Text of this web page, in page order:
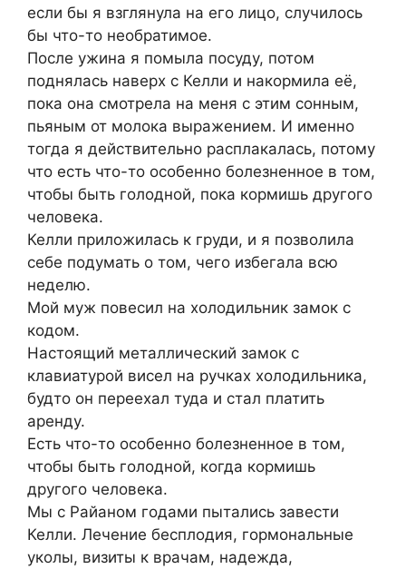
если бы я взглянула на его лицо, случилось
бы что-то необратимое.
После ужина я помыла посуду, потом
поднялась наверх с Келли и накормила её,
пока она смотрела на меня с этим сонным,
пьяным от молока выражением. И именно
тогда я действительно расплакалась, потому
что есть что-то особенно болезненное в том,
чтобы быть голодной, пока кормишь другого
человека.
Келли приложилась к груди, и я позволила
себе подумать о том, чего избегала всю
неделю.
Мой муж повесил на холодильник замок с
кодом.
Настоящий металлический замок с
клавиатурой висел на ручках холодильника,
будто он переехал туда и стал платить
аренду.
Есть что-то особенно болезненное в том,
чтобы быть голодной, когда кормишь
другого человека.
Мы с Райаном годами пытались завести
Келли. Лечение бесплодия, гормональные
уколы, визиты к врачам, надежда,